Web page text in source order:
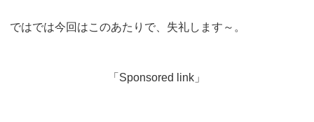
ではでは今回はこのあたりで、失礼します～。
「Sponsored link」